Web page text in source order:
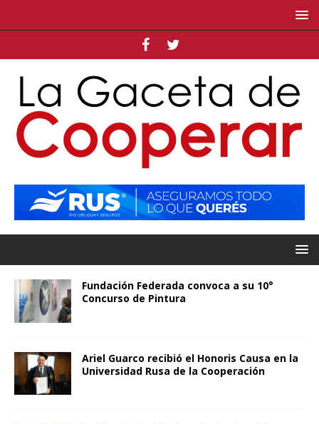
Fundación Federada convoca a su 10°
Concurso de Pintura
Ariel Guarco recibió el Honoris Causa en la
Universidad Rusa de la Cooperación